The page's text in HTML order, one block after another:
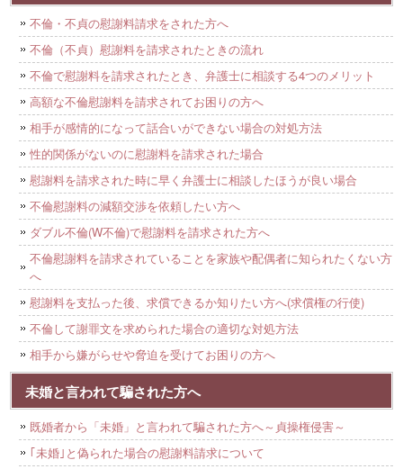
不倫・不貞の慰謝料請求をされた方へ
不倫（不貞）慰謝料を請求されたときの流れ
不倫で慰謝料を請求されたとき、弁護士に相談する4つのメリット
高額な不倫慰謝料を請求されてお困りの方へ
相手が感情的になって話合いができない場合の対処方法
性的関係がないのに慰謝料を請求された場合
慰謝料を請求された時に早く弁護士に相談したほうが良い場合
不倫慰謝料の減額交渉を依頼したい方へ
ダブル不倫(W不倫)で慰謝料を請求された方へ
不倫慰謝料を請求されていることを家族や配偶者に知られたくない方
へ
慰謝料を支払った後、求償できるか知りたい方へ(求償権の行使)
不倫して謝罪文を求められた場合の適切な対処方法
相手から嫌がらせや脅迫を受けてお困りの方へ
未婚と言われて騙された方へ
既婚者から「未婚」と言われて騙された方へ～貞操権侵害～
｢未婚｣と偽られた場合の慰謝料請求について